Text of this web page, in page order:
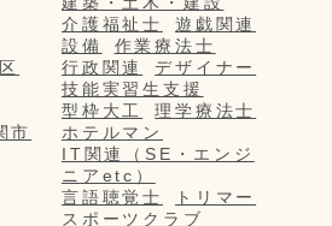
市
介護福祉士
遊戯関連
設備
作業療法士
行政関連
デザイナー
技能実習生支援
型枠大工
理学療法士
ホテルマン
IT関連（SE・エンジ
ニアetc）
言語聴覚士
トリマー
スポーツクラブ